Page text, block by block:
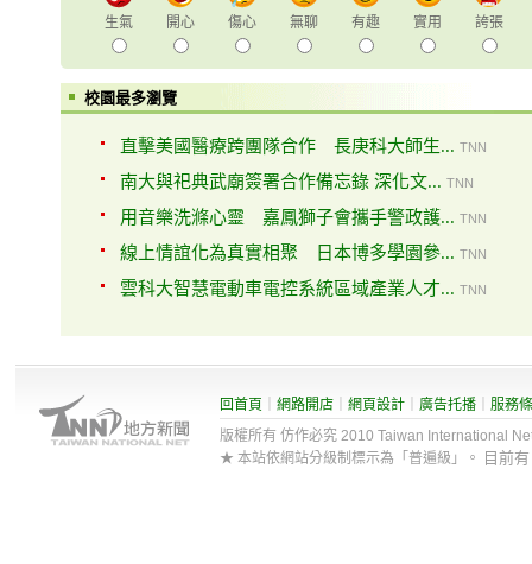
生氣 開心 傷心 無聊 有趣 實用 誇張
校園最多瀏覽
直擊美國醫療跨團隊合作 長庚科大師生... TNN
南大與祀典武廟簽署合作備忘錄 深化文... TNN
用音樂洗滌心靈 嘉鳳獅子會攜手警政護... TNN
線上情誼化為真實相聚 日本博多學園參... TNN
雲科大智慧電動車電控系統區域產業人才... TNN
回首頁 網路開店 網頁設計 廣告托播
服務
版權所有 仿作必究 2010 Taiwan International
★ 本站依網站分級制標示為「普遍級」。
目前